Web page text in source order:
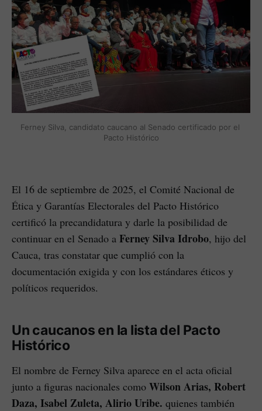
Ferney Silva, candidato caucano al Senado certificado por el
Pacto Histórico
El 16 de septiembre de 2025, el Comité Nacional de
Ética y Garantías Electorales del Pacto Histórico
certificó la precandidatura y darle la posibilidad de
continuar en el Senado a Ferney Silva Idrobo, hijo del
Cauca, tras constatar que cumplió con la
documentación exigida y con los estándares éticos y
políticos requeridos.
Un caucanos en la lista del Pacto
Histórico
El nombre de Ferney Silva aparece en el acta oficial
junto a figuras nacionales como Wilson Arias, Robert
Daza, Isabel Zuleta, Alirio Uribe. quienes también